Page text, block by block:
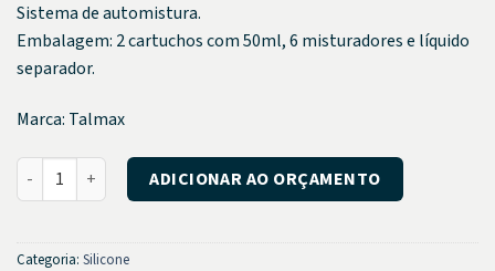
Sistema de automistura.
Embalagem: 2 cartuchos com 50ml, 6 misturadores e líquido
separador.
Marca: Talmax
Gingi Mask Elastic quantidadeADICIONAR AO ORÇAMENTO
Categoria: Silicone